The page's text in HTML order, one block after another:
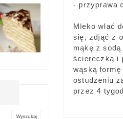
- przyprawa
Mleko wlać
się, zdjąć z
mąkę z
ściereczką i
wąską
ostudzeniu
przez 4